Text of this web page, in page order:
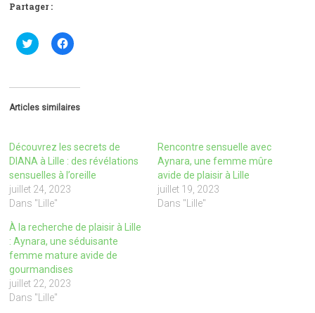
Partager :
C
l
e
p
o
p
a
r
a
g
e
u
r
T
w
i
t
t
e
r
C
l
e
p
o
p
a
r
t
a
g
e
u
r
F
a
c
e
b
o
Articles similaires
Découvrez les secrets de
DIANA à Lille : des révélations
sensuelles à l’oreille
juillet 24, 2023
Dans "Lille"
Rencontre sensuelle avec
Aynara, une femme mûre
avide de plaisir à Lille
juillet 19, 2023
Dans "Lille"
À la recherche de plaisir à Lille
: Aynara, une séduisante
femme mature avide de
gourmandises
juillet 22, 2023
Dans "Lille"